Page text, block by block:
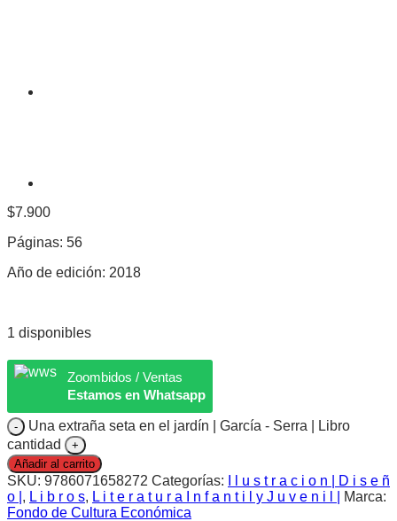
$7.900
Páginas: 56
Año de edición: 2018
1 disponibles
Zoombidos / Ventas
Estamos en Whatsapp
Una extraña seta en el jardín | García - Serra | Libro
cantidad
Añadir al carrito
SKU: 9786071658272 Categorías:
I l u s t r a c i o n | D i s e ñ
o | , L i b r o s, L i t e r a t u r a I n f a n t i l y J u v e n i l |
Marca:
Fondo de Cultura Económica